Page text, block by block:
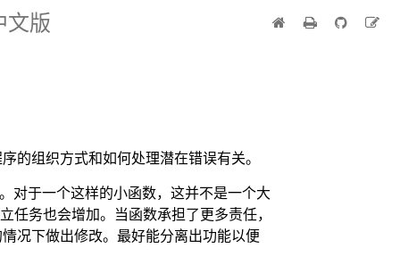
文版
的组织方式和如何处理潜在错误有关。
对于一个这样的小函数，这并不是一个大
任务也会增加。当函数承担了更多责任，
况下做出修改。最好能分离出功能以便